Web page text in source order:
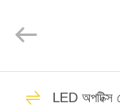
Technology
Co.,
Reserved.
LED অপটিক্স